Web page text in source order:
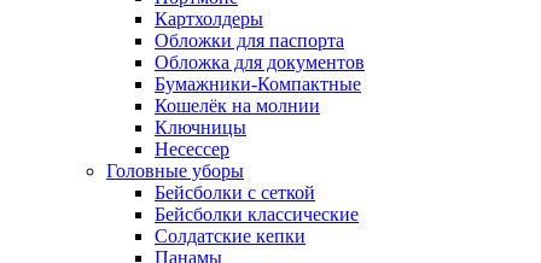
Картхолдеры
Обложки для паспорта
Обложка для документов
Бумажники-Компактные
Кошелёк на молнии
Ключницы
Несессер
Головные уборы
Бейсболки с сеткой
Бейсболки классические
Солдатские кепки
Панамы